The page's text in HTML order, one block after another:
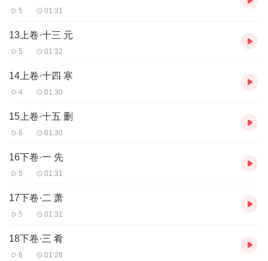
5 01:31
13上卷·十三 元
5 01:32
14上卷·十四 寒
4 01:30
15上卷·十五 删
6 01:30
16下卷·一 先
5 01:31
17下卷·二 萧
5 01:31
18下卷·三 肴
6 01:28